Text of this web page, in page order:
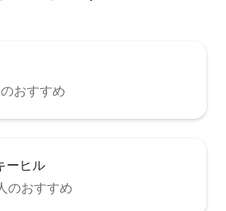
おすすめ
ーヒル
のおすすめ